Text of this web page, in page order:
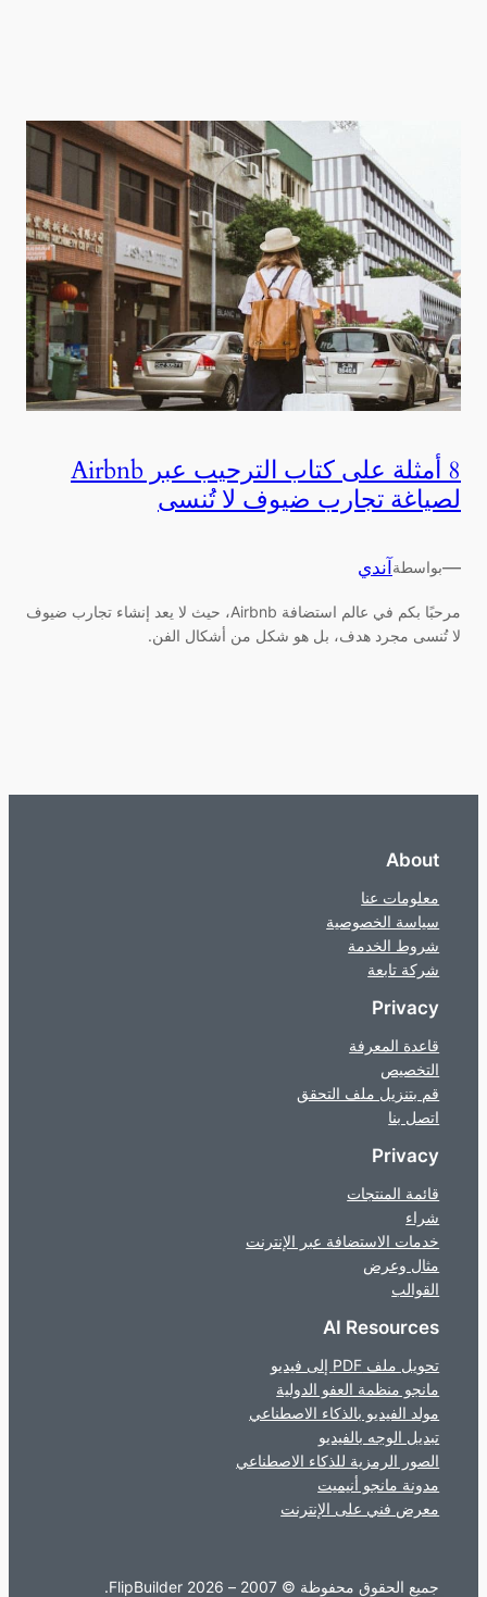
8 أمثلة على كتاب الترحيب عبر Airbnb
لصياغة تجارب ضيوف لا تُنسى
—بواسطة آندي
مرحبًا بكم في عالم استضافة Airbnb، حيث لا يعد إنشاء تجارب ضيوف
لا تُنسى مجرد هدف، بل هو شكل من أشكال الفن.
About
معلومات عنا
سياسة الخصوصية
شروط الخدمة
شركة تابعة
Privacy
قاعدة المعرفة
التخصيص
قم بتنزيل ملف التحقق
اتصل بنا
Privacy
قائمة المنتجات
شراء
خدمات الاستضافة عبر الإنترنت
مثال وعرض
القوالب
AI Resources
تحويل ملف PDF إلى فيديو
مانجو منظمة العفو الدولية
مولد الفيديو بالذكاء الاصطناعي
تبديل الوجه بالفيديو
الصور الرمزية للذكاء الاصطناعي
مدونة مانجو أنيميت
معرض فني على الإنترنت
جميع الحقوق محفوظة © 2007 – 2026 FlipBuilder.